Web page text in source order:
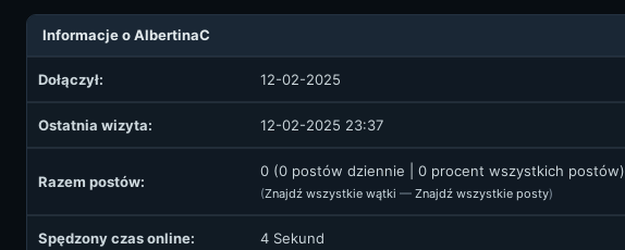
Informacje o AlbertinaC
Dołączył: 12-02-2025
Ostatnia wizyta: 12-02-2025 23:37
Razem postów:
0 (0 postów dziennie | 0 procent wszystkich postów)
(Znajdź wszystkie wątki — Znajdź wszystkie posty)
Spędzony czas online: 4 Sekund